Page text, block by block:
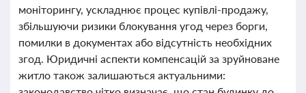
моніторингу, ускладнює процес купівлі-продажу,
збільшуючи ризики блокування угод через борги,
помилки в документах або відсутність необхідних
згод. Юридичні аспекти компенсацій за зруйноване
житло також залишаються актуальними: